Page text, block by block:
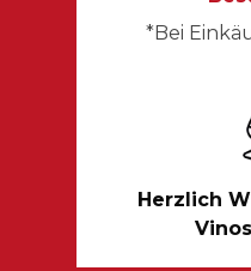
*Bei
Herzlich